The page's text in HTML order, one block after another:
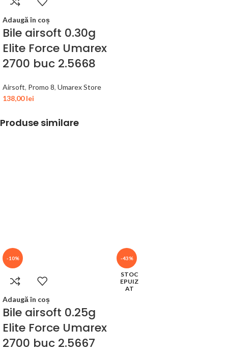
Adaugă în coș
Bile airsoft 0.30g
Elite Force Umarex
2700 buc 2.5668
Airsoft, Promo 8, Umarex Store
138,00lei
Produse similare
-10%
Adaugă în coș
Bile airsoft 0.25g
Elite Force Umarex
2700 buc 2.5667
-43%
STOC
EPUIZ
AT